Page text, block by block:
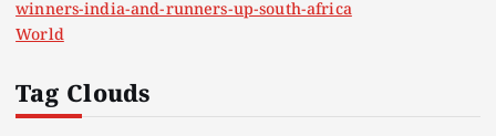
winners-india-and-runners-up-south-africa
World
Tag Clouds